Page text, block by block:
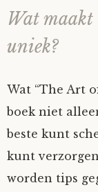
Wat
uniek?
Wat “The Art
boek niet
beste kunt
kunt
worden tips